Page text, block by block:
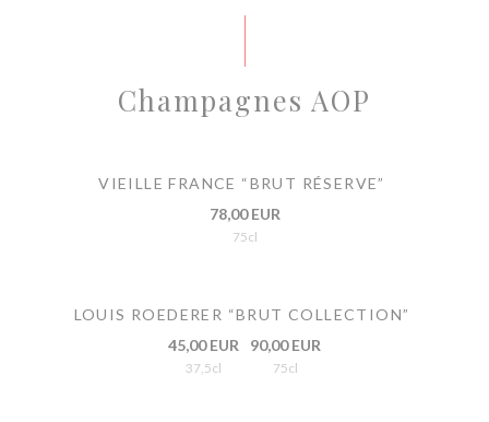
Champagnes AOP
VIEILLE FRANCE “BRUT RÉSERVE”
78,00 EUR
75cl
LOUIS ROEDERER “BRUT COLLECTION”
45,00 EUR
37,5cl
90,00 EUR
75cl